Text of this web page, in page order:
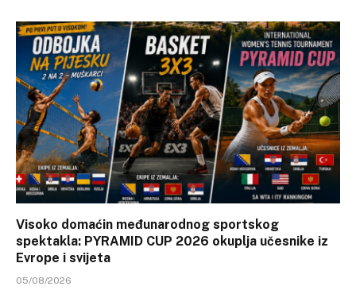
Visoko domaćin međunarodnog sportskog
spektakla: PYRAMID CUP 2026 okuplja učesnike iz
Evrope i svijeta
05/08/2026